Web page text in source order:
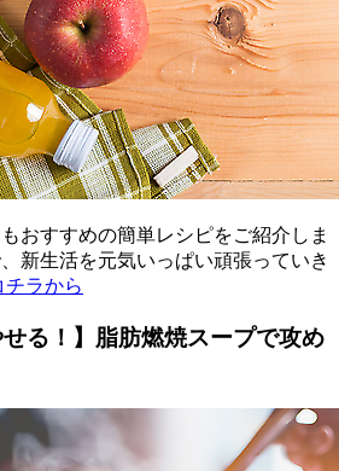
おすすめの簡単レシピをご紹介しま
新生活を元気いっぱい頑張っていき
ラから
る！】脂肪燃焼スープで攻め